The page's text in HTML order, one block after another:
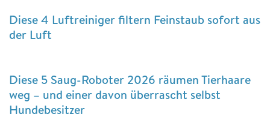
Diese 4 Luftreiniger filtern Feinstaub sofort aus
der Luft
Diese 5 Saug-Roboter 2026 räumen Tierhaare
weg – und einer davon überrascht selbst
Hundebesitzer